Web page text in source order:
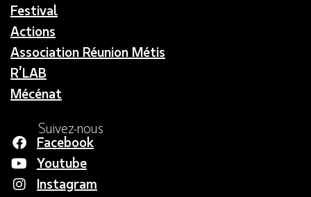
Festival
Actions
Association Réunion Métis
R’LAB
Mécénat
Suivez-nous
Facebook
Youtube
Instagram